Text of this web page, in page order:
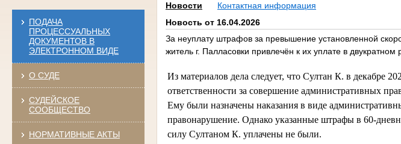
ПОДАЧА
ПРОЦЕССУАЛЬНЫХ
ДОКУМЕНТОВ В
ЭЛЕКТРОННОМ ВИДЕ
О СУДЕ
СУДЕЙСКОЕ
СООБЩЕСТВО
НОРМАТИВНЫЕ АКТЫ
Новости
Контактная информация
Новость от 16.04.2026
За неуплату штрафов за превышение установленной
житель г. Палласовки привлечён к их уплате в двукратном
Из материалов дела следует, что Султан К. в декабре
ответственности за совершение административных
Ему были назначены наказания в виде
правонарушение. Однако указанные штрафы в 60-
силу Султаном К. уплачены не были.